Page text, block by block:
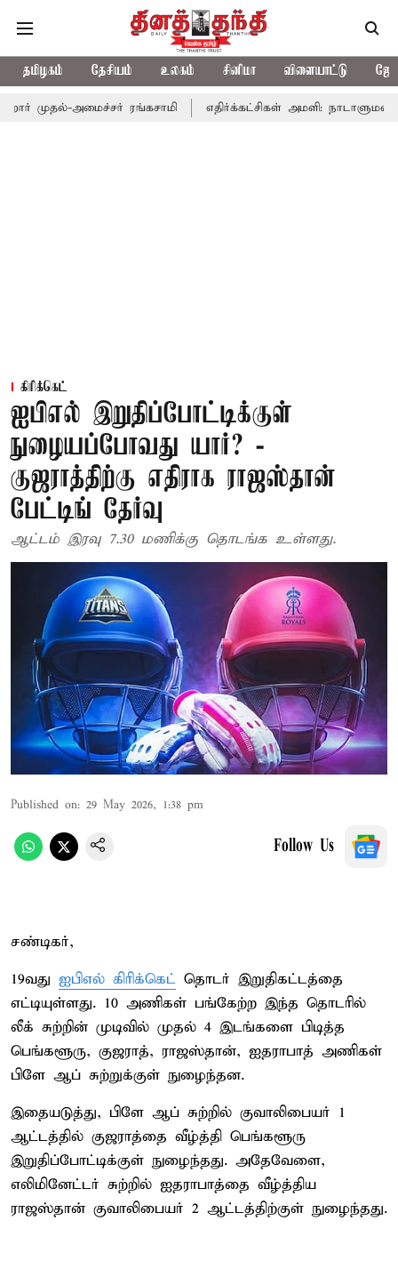
தமிழகம் தேசியம் உலகம் சினிமா விளையாட்டு
ரங்கசாமி எதிர்க்கட்சிகள் அமளி: நாடாளுமன்ற இரு
கிரிக்கெட்
ஐபிஎல் இறுதிப்போட்டிக்குள்
நுழையப்போவது யார்? -
குஜராத்திற்கு எதிராக ராஜஸ்தான்
பேட்டிங் தேர்வு
ஆட்டம் இரவு 7.30 மணிக்கு தொடங்க உள்ளது.
Published on: 29 May 2026, 1:38 pm
Follow Us
சண்டிகர்,
19வது ஐபிஎல் கிரிக்கெட் தொடர் இறுதிகட்டத்தை
எட்டியுள்ளது. 10 அணிகள் பங்கேற்ற இந்த தொடரில்
லீக் சுற்றின் முடிவில் முதல் 4 இடங்களை பிடித்த
பெங்களூரு, குஜராத், ராஜஸ்தான், ஐதராபாத் அணிகள்
பிளே ஆப் சுற்றுக்குள் நுழைந்தன.
இதையடுத்து, பிளே ஆப் சுற்றில் குவாலிபையர் 1
ஆட்டத்தில் குஜராத்தை வீழ்த்தி பெங்களூரு
இறுதிப்போட்டிக்குள் நுழைந்தது. அதேவேளை,
எலிமினேட்டர் சுற்றில் ஐதராபாத்தை வீழ்த்திய
ராஜஸ்தான் குவாலிபையர் 2 ஆட்டத்திற்குள் நுழைந்தது.